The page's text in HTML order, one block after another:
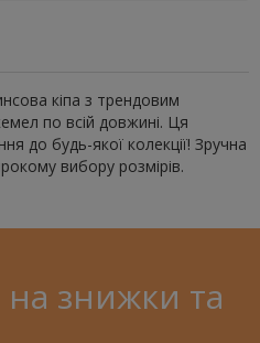
кіпа з трендовим
по всій довжині. Ця
до будь-якої колекції! Зручна
вибору розмірів.
на знижки та